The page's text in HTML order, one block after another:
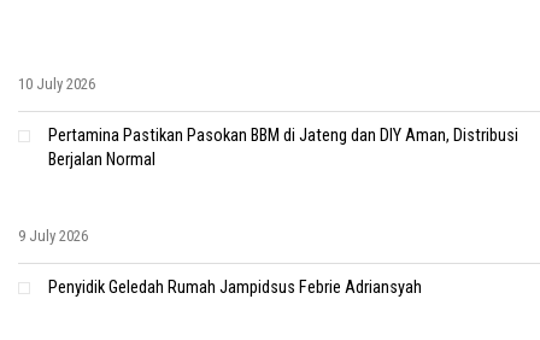
10 July 2026
Pertamina Pastikan Pasokan BBM di Jateng dan DIY Aman, Distribusi
Berjalan Normal
9 July 2026
Penyidik Geledah Rumah Jampidsus Febrie Adriansyah